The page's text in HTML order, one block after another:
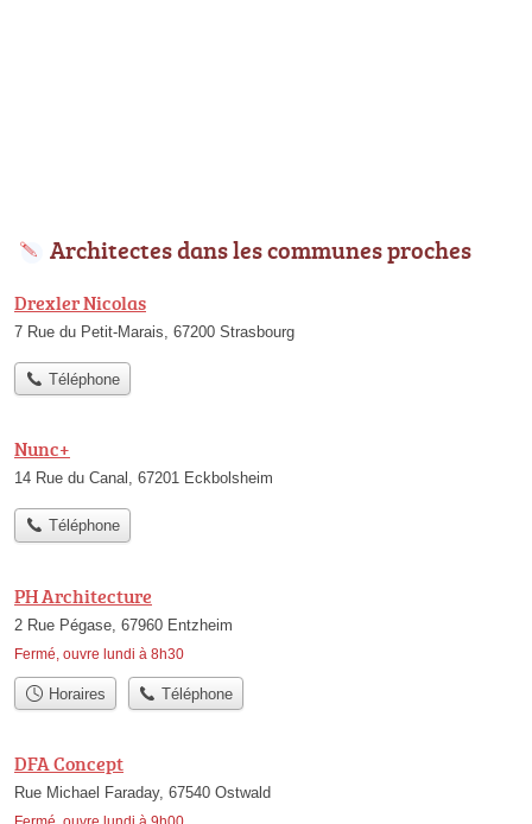
Architectes dans les communes proches
Drexler Nicolas
7 Rue du Petit-Marais, 67200 Strasbourg
Téléphone
Nunc+
14 Rue du Canal, 67201 Eckbolsheim
Téléphone
PH Architecture
2 Rue Pégase, 67960 Entzheim
Fermé, ouvre lundi à 8h30
Horaires Téléphone
DFA Concept
Rue Michael Faraday, 67540 Ostwald